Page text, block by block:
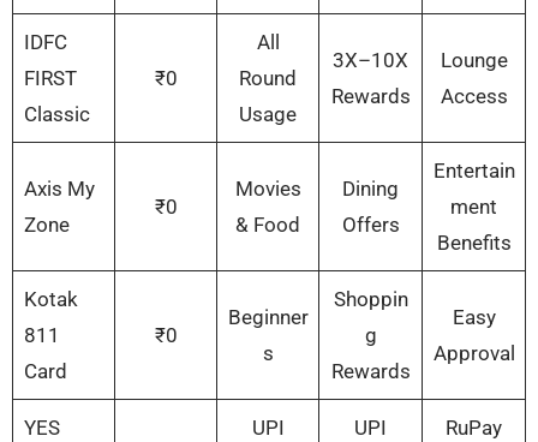
IDFC
FIRST
Classic
₹0
All
Round
Usage
3X–10X
Rewards
Lounge
Access
Axis My
Zone
₹0
Movies
& Food
Dining
Offers
Entertain
ment
Benefits
Kotak
811
Card
₹0
Beginner
s
Shoppin
g
Rewards
Easy
Approval
YES
UPI
UPI
RuPay